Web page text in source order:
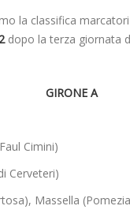
la classifica
dopo la terza giornata
GIRONE A
Cimini)
Cerveteri)
Massella